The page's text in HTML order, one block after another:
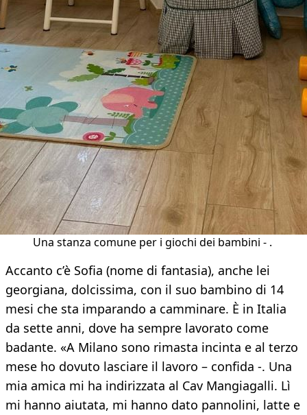
Una stanza comune per i giochi dei bambini - .
Accanto c’è Sofia (nome di fantasia), anche lei
georgiana, dolcissima, con il suo bambino di 14
mesi che sta imparando a camminare. È in Italia
da sette anni, dove ha sempre lavorato come
badante. «A Milano sono rimasta incinta e al terzo
mese ho dovuto lasciare il lavoro – confida -. Una
mia amica mi ha indirizzata al Cav Mangiagalli. Lì
mi hanno aiutata, mi hanno dato pannolini, latte e